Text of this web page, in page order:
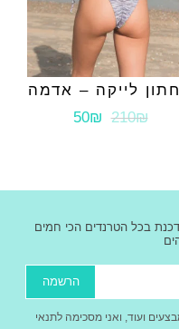
לייקה – אדמה
210₪
50₪
בכל הטרנדים הכי חמים
הרשמה
ועוד, ואני מסכימה לתנאי